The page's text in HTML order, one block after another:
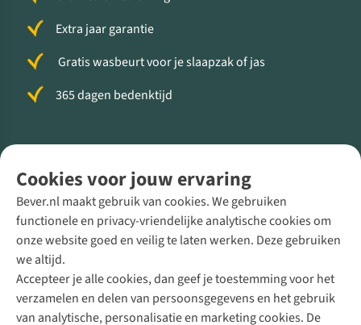
Cookies voor jouw ervaring
Bever.nl maakt gebruik van cookies. We gebruiken
functionele en privacy-vriendelijke analytische cookies om
onze website goed en veilig te laten werken. Deze gebruiken
we altijd.
Accepteer je alle cookies, dan geef je toestemming voor het
verzamelen en delen van persoonsgegevens en het gebruik
van analytische, personalisatie en marketing cookies. De
Extra jaar garantie
Gratis wasbeurt voor je slaapzak of jas
365 dagen bedenktijd
Direct advies van een Buitenexpert
+31 (0)85 888 50 88
+31 6 12 28 49 80